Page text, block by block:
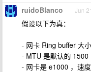
ruidoBlanco Jun
假设以下为真：
- 网卡 Ring buffer 大
- MTU 是默认的 1500
- 网卡是 e1000 ，速